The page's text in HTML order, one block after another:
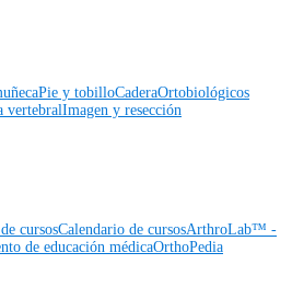
Pie y tobilloCaderaOrtobiológicos
vertebralImagen y resección
cursosCalendario de cursosArthroLab™ -
de educación médicaOrthoPedia